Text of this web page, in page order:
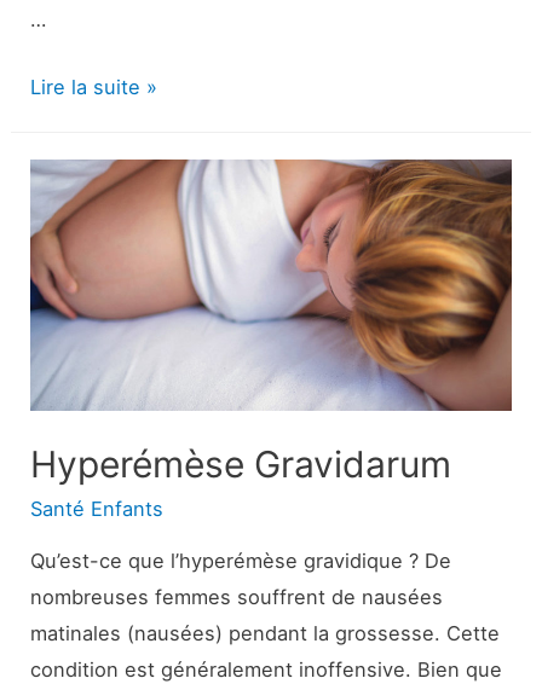
…
Pleurodèse
Complications,
effets
secondaires
et
rétablissement
Lire la suite »
Hyperémèse Gravidarum
Santé Enfants
Qu’est-ce que l’hyperémèse gravidique ? De
nombreuses femmes souffrent de nausées
matinales (nausées) pendant la grossesse. Cette
condition est généralement inoffensive. Bien que